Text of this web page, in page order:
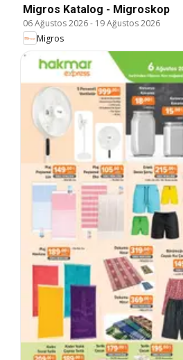
Migros Katalog - Migroskop
06 Ağustos 2026- 19 Ağustos 2026
Migros